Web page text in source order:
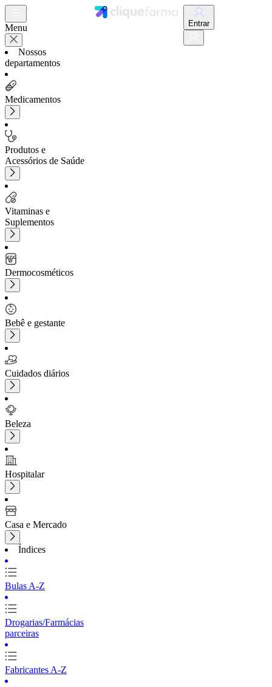
Menu
Nossos
departamentos
Medicamentos
Produtos e
Acessórios de Saúde
Vitaminas e
Suplementos
Dermocosméticos
Bebê e gestante
Cuidados diários
Beleza
Hospitalar
Casa e Mercado
Índices
Bulas A-Z
Drogarias/Farmácias
parceiras
Fabricantes A-Z
Entrar